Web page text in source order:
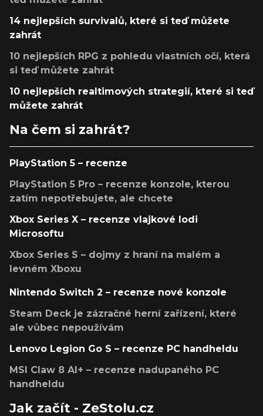
14 nejlepších survivalů, které si teď můžete
zahrát
10 nejlepších RPG z pohledu vlastních očí, která
si teď můžete zahrát
10 nejlepších realtimových strategií, které si teď
můžete zahrát
Na čem si zahrát?
PlayStation 5 – recenze
PlayStation 5 Pro – recenze konzole, kterou
zatím nepotřebujete, ale chcete
Xbox Series X – recenze vlajkové lodi
Microsoftu
Xbox Series S – dojmy z hraní na malém a
levném Xboxu
Nintendo Switch 2 – recenze nové konzole
Steam Deck je zázračné herní zařízení, které
ale vůbec nepoužívám
Lenovo Legion Go S – recenze PC handheldu
MSI Claw 8 AI+ – recenze nadupaného PC
handheldu
Jak začít - ZeStolu.cz